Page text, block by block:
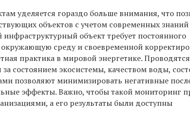
уделяется гораздо больше внимания, что
объектов с учетом современных знаний
объект требует постоянного
среду и своевременной
практика в мировой энергетике. Проводятся
состоянием экосистемы, качеством воды,
позволяют минимизировать негативные
эффекты. Важно, чтобы такой мониторинг
а его результаты были доступны